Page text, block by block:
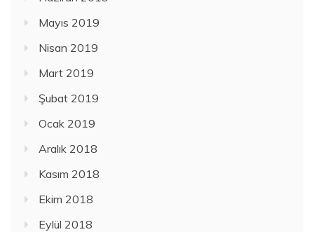
Mayıs 2019
Nisan 2019
Mart 2019
Şubat 2019
Ocak 2019
Aralık 2018
Kasım 2018
Ekim 2018
Eylül 2018